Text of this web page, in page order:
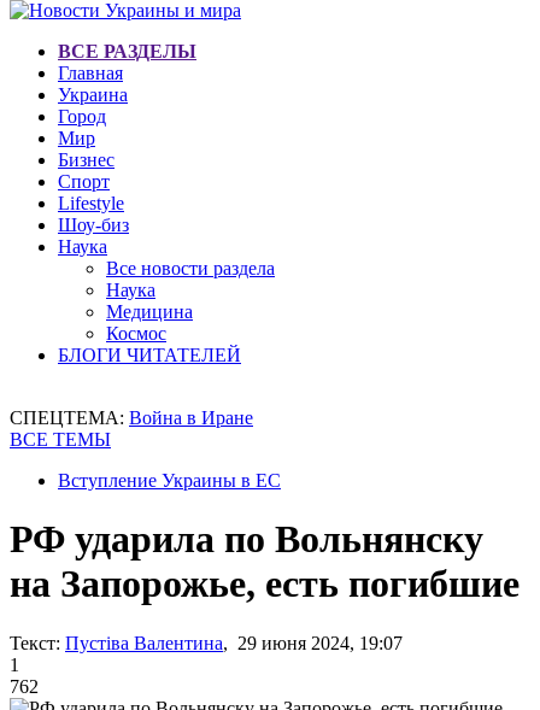
ВСЕ РАЗДЕЛЫ
Главная
Украина
Город
Мир
Бизнес
Спорт
Lifestyle
Шоу-биз
Наука
Все новости раздела
Наука
Медицина
Космос
БЛОГИ ЧИТАТЕЛЕЙ
СПЕЦТЕМА: Война в Иране
ВСЕ ТЕМЫ
Вступление Украины в ЕС
РФ ударила по Вольнянску
на Запорожье, есть погибшие
Текст: Пустіва Валентина, 29 июня 2024, 19:07
1
762